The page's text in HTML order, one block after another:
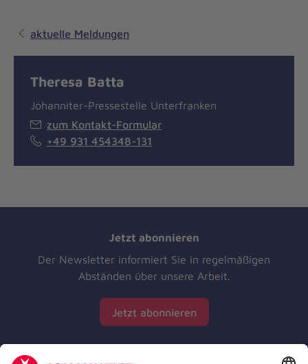
aktuelle Meldungen
Theresa Batta
Johanniter-Pressestelle Unterfranken
zum Kontakt-Formular
+49 931 454348-131
Jetzt abonnieren
Der Newsletter informiert Sie in regelmäßigen
Abständen über unsere Arbeit.
Jetzt abonnieren